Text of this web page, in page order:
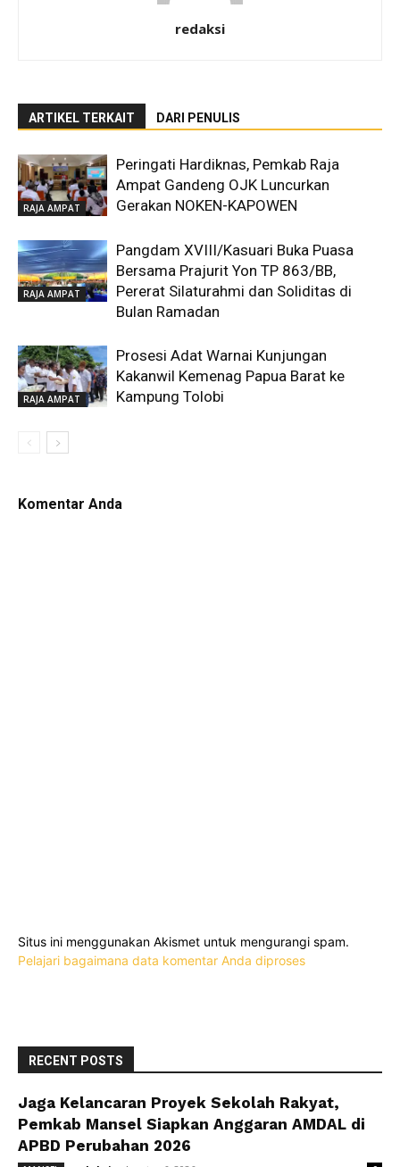
redaksi
ARTIKEL TERKAIT DARI PENULIS
RAJA AMPAT
Peringati Hardiknas, Pemkab Raja
Ampat Gandeng OJK Luncurkan
Gerakan NOKEN-KAPOWEN
RAJA AMPAT
Pangdam XVIII/Kasuari Buka Puasa
Bersama Prajurit Yon TP 863/BB,
Pererat Silaturahmi dan Soliditas di
Bulan Ramadan
RAJA AMPAT
Prosesi Adat Warnai Kunjungan
Kakanwil Kemenag Papua Barat ke
Kampung Tolobi
Komentar Anda
Situs ini menggunakan Akismet untuk mengurangi spam.
Pelajari bagaimana data komentar Anda diproses
RECENT POSTS
Jaga Kelancaran Proyek Sekolah Rakyat,
Pemkab Mansel Siapkan Anggaran AMDAL di
APBD Perubahan 2026